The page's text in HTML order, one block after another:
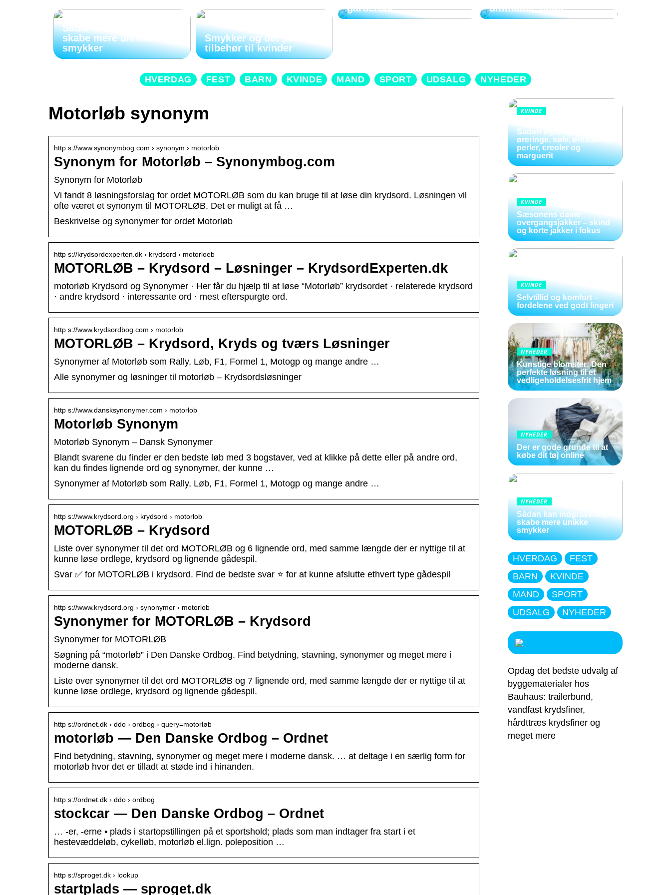
Sådan kan indgravering
skabe mere unikke
smykker
Smykker og det perfekte
tilbehør til kvinder
garderobe
ultimative guide
HVERDAG FEST BARN KVINDE MAND SPORT UDSALG NYHEDER
Motorløb synonym
http s://www.synonymbog.com › synonym › motorlob
Synonym for Motorløb – Synonymbog.com
Synonym for Motorløb
Vi fandt 8 løsningsforslag for ordet MOTORLØB som du kan bruge til at løse din krydsord. Løsningen vil
ofte været et synonym til MOTORLØB. Det er muligt at få …
Beskrivelse og synonymer for ordet Motorløb
http s://krydsordexperten.dk › krydsord › motorloeb
MOTORLØB – Krydsord – Løsninger – KrydsordExperten.dk
motorløb Krydsord og Synonymer · Her får du hjælp til at løse “Motorløb” krydsordet · relaterede krydsord
· andre krydsord · interessante ord · mest efterspurgte ord.
http s://www.krydsordbog.com › motorlob
MOTORLØB – Krydsord, Kryds og tværs Løsninger
Synonymer af Motorløb som Rally, Løb, F1, Formel 1, Motogp og mange andre …
Alle synonymer og løsninger til motorløb – Krydsordsløsninger
http s://www.dansksynonymer.com › motorlob
Motorløb Synonym
Motorløb Synonym – Dansk Synonymer
Blandt svarene du finder er den bedste løb med 3 bogstaver, ved at klikke på dette eller på andre ord,
kan du findes lignende ord og synonymer, der kunne …
Synonymer af Motorløb som Rally, Løb, F1, Formel 1, Motogp og mange andre …
http s://www.krydsord.org › krydsord › motorlob
MOTORLØB – Krydsord
Liste over synonymer til det ord MOTORLØB og 6 lignende ord, med samme længde der er nyttige til at
kunne løse ordlege, krydsord og lignende gådespil.
Svar ✅ for MOTORLØB i krydsord. Find de bedste svar ⭐ for at kunne afslutte ethvert type gådespil
http s://www.krydsord.org › synonymer › motorlob
Synonymer for MOTORLØB – Krydsord
Synonymer for MOTORLØB
Søgning på “motorløb” i Den Danske Ordbog. Find betydning, stavning, synonymer og meget mere i
moderne dansk.
Liste over synonymer til det ord MOTORLØB og 7 lignende ord, med samme længde der er nyttige til at
kunne løse ordlege, krydsord og lignende gådespil.
http s://ordnet.dk › ddo › ordbog › query=motorløb
motorløb — Den Danske Ordbog – Ordnet
Find betydning, stavning, synonymer og meget mere i moderne dansk. … at deltage i en særlig form for
motorløb hvor det er tilladt at støde ind i hinanden.
http s://ordnet.dk › ddo › ordbog
stockcar — Den Danske Ordbog – Ordnet
… -er, -erne • plads i startopstillingen på et sportshold; plads som man indtager fra start i et
hestevæddeløb, cykelløb, motorløb el.lign. poleposition …
http s://sproget.dk › lookup
startplads — sproget.dk
KVINDE
Sådan styler du hænge
øreringe, sølv, ørestikker,
perler, creoler og
marguerit
KVINDE
Sæsonens dame
overgangsjakker – skind
og korte jakker i fokus
KVINDE
Selvtillid og komfort –
fordelene ved godt lingeri
NYHEDER
Kunstige blomster: Den
perfekte løsning til et
vedligeholdelsesfrit hjem
NYHEDER
Der er gode grunde til at
købe dit tøj online
NYHEDER
Sådan kan indgravering
skabe mere unikke
smykker
HVERDAG
FEST
BARN
KVINDE
MAND
SPORT
UDSALG
NYHEDER
Opdag det bedste udvalg af
byggematerialer hos
Bauhaus: trailerbund,
vandfast krydsfiner,
hårdttræs krydsfiner og
meget mere